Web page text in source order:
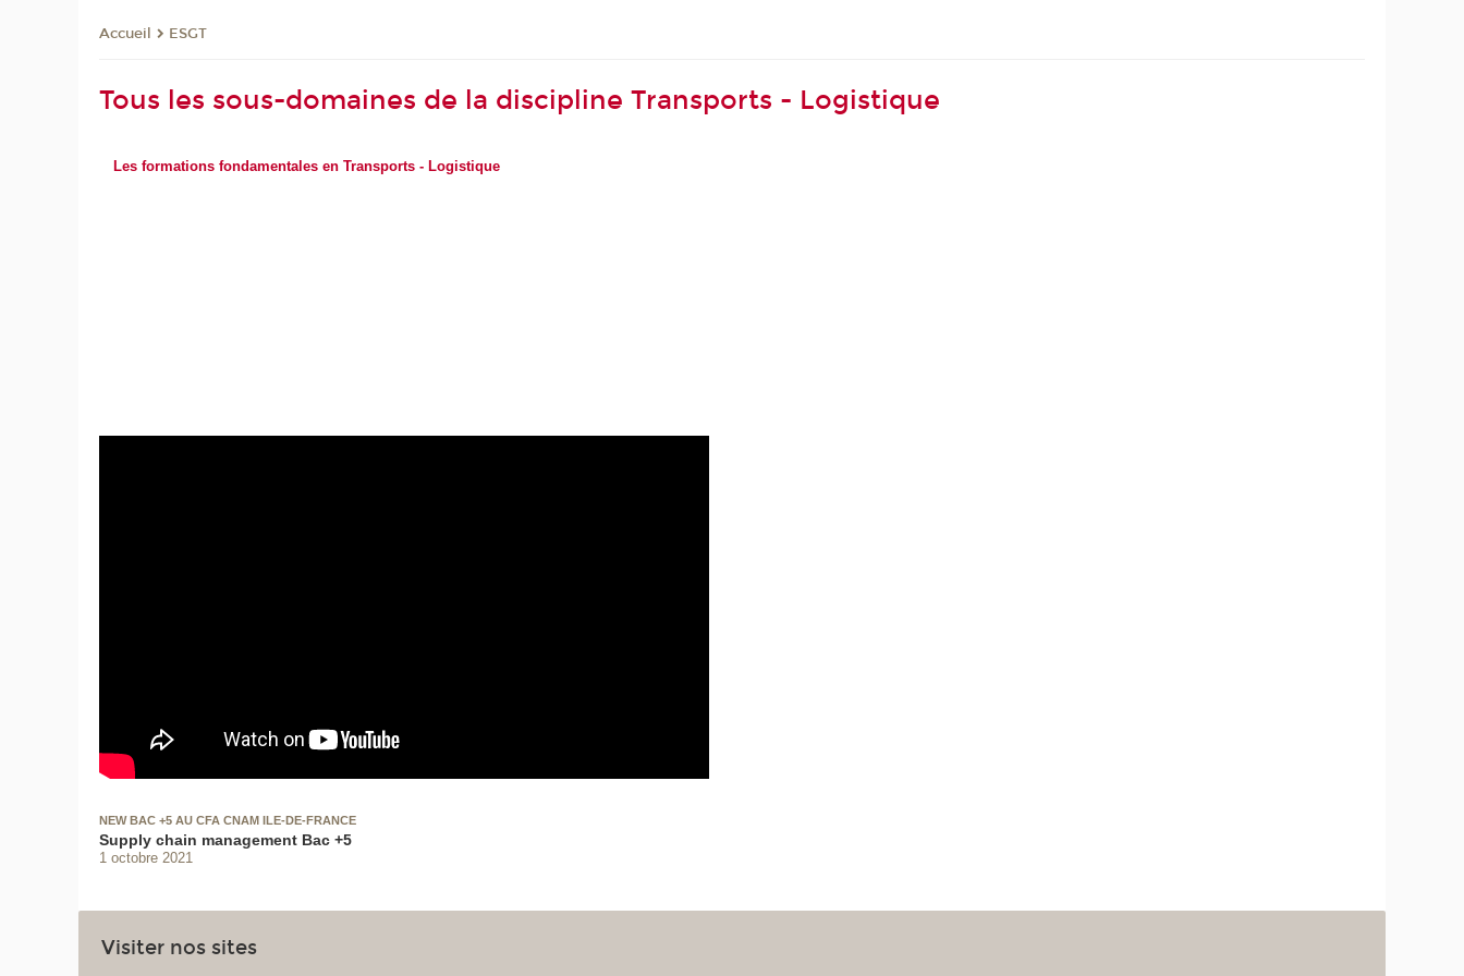
Accueil ESGT
Tous les sous-domaines de la discipline Transports - Logistique
Les formations fondamentales en Transports - Logistique
NEW BAC +5 AU CFA CNAM ILE-DE-FRANCE
Supply chain management Bac +5
1 octobre 2021
Visiter nos sites